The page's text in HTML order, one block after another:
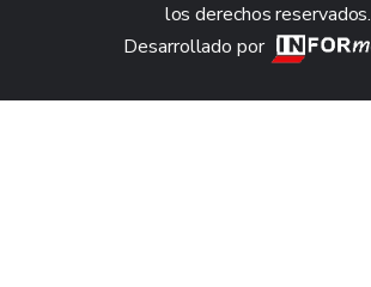
los derechos reservados.
Desarrollado por